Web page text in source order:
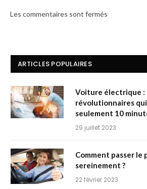
Les commentaires sont fermés
ARTICLES POPULAIRES
Voiture électrique :
révolutionnaires
seulement 10
29 juillet 2023
Comment passer le
sereinement ?
22 février 2023